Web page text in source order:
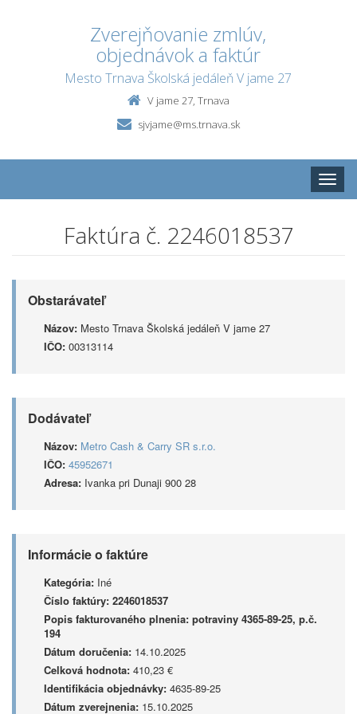
Zverejňovanie zmlúv,
objednávok a faktúr
Mesto Trnava Školská jedáleň V jame 27
V jame 27, Trnava
sjvjame@ms.trnava.sk
Toggle
Faktúra č. 2246018537
Obstarávateľ
Názov: Mesto Trnava Školská jedáleň V jame 27
IČO: 00313114
Dodávateľ
Názov: Metro Cash & Carry SR s.r.o.
IČO: 45952671
Adresa: Ivanka pri Dunaji 900 28
Informácie o faktúre
Kategória: Iné
Číslo faktúry: 2246018537
Popis fakturovaného plnenia: potraviny 4365-89-25, p.č.
194
Dátum doručenia: 14.10.2025
Celková hodnota: 410,23 €
Identifikácia objednávky: 4635-89-25
Dátum zverejnenia: 15.10.2025